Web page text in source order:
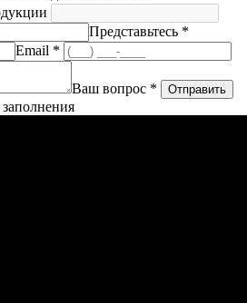
Представьтесь *
Email *
Ваш вопрос *